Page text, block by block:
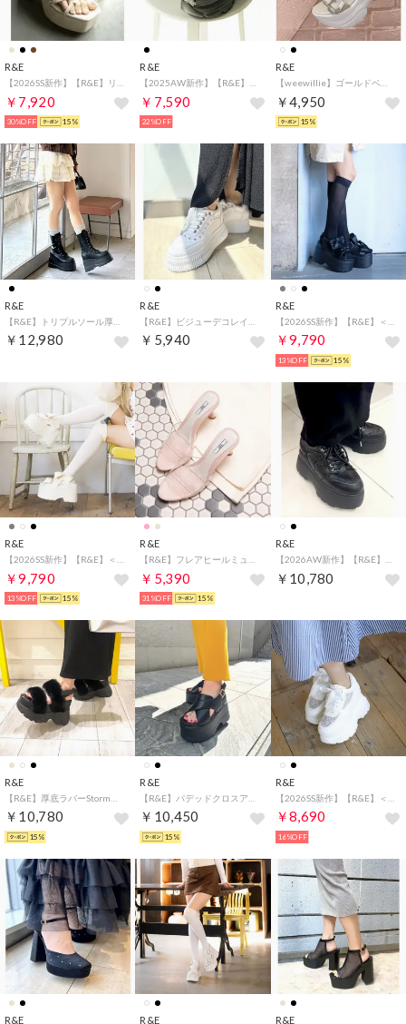
R&E
￥7,920
30%OFF 15%
R&E
￥7,590
22%OFF
R&E
【weewillie】ゴールドベルテッド厚底スポーツサンダル （アイボリー）
￥4,950
15%
R&E
￥12,980
R&E
￥5,940
R&E
￥9,790
13%OFF 15%
R&E
￥9,790
13%OFF 15%
R&E
￥5,390
31%OFF 15%
R&E
￥10,780
R&E
￥10,780
15%
R&E
￥10,450
15%
R&E
￥8,690
16%OFF
R&E R&E R&E